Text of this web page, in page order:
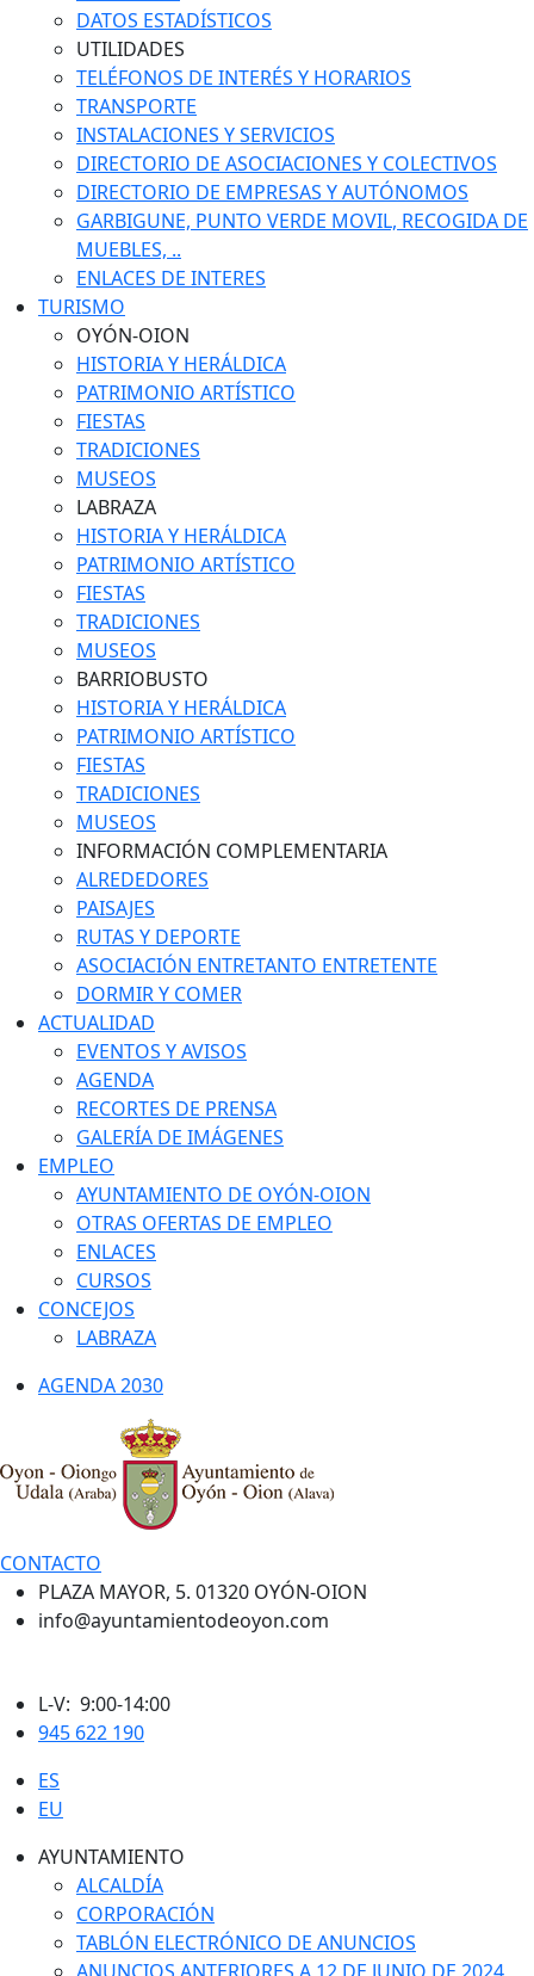
DATOS ESTADÍSTICOS
UTILIDADES
TELÉFONOS DE INTERÉS Y HORARIOS
TRANSPORTE
INSTALACIONES Y SERVICIOS
DIRECTORIO DE ASOCIACIONES Y COLECTIVOS
DIRECTORIO DE EMPRESAS Y AUTÓNOMOS
GARBIGUNE, PUNTO VERDE MOVIL, RECOGIDA DE
MUEBLES, ..
ENLACES DE INTERES
TURISMO
OYÓN-OION
HISTORIA Y HERÁLDICA
PATRIMONIO ARTÍSTICO
FIESTAS
TRADICIONES
MUSEOS
LABRAZA
HISTORIA Y HERÁLDICA
PATRIMONIO ARTÍSTICO
FIESTAS
TRADICIONES
MUSEOS
BARRIOBUSTO
HISTORIA Y HERÁLDICA
PATRIMONIO ARTÍSTICO
FIESTAS
TRADICIONES
MUSEOS
INFORMACIÓN COMPLEMENTARIA
ALREDEDORES
PAISAJES
RUTAS Y DEPORTE
ASOCIACIÓN ENTRETANTO ENTRETENTE
DORMIR Y COMER
ACTUALIDAD
EVENTOS Y AVISOS
AGENDA
RECORTES DE PRENSA
GALERÍA DE IMÁGENES
EMPLEO
AYUNTAMIENTO DE OYÓN-OION
OTRAS OFERTAS DE EMPLEO
ENLACES
CURSOS
CONCEJOS
LABRAZA
AGENDA 2030
CONTACTO
PLAZA MAYOR, 5. 01320 OYÓN-OION
info@ayuntamientodeoyon.com
L-V: 9:00-14:00
945 622 190
ES
EU
AYUNTAMIENTO
ALCALDÍA
CORPORACIÓN
TABLÓN ELECTRÓNICO DE ANUNCIOS